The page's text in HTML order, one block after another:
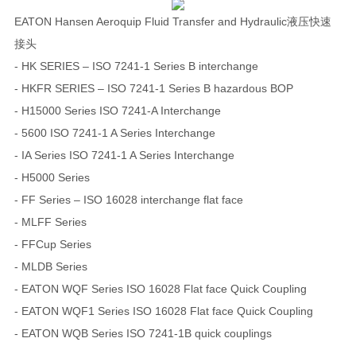
EATON Hansen Aeroquip Fluid Transfer and Hydraulic液压快速
接头
- HK SERIES – ISO 7241-1 Series B interchange
- HKFR SERIES – ISO 7241-1 Series B hazardous BOP
- H15000 Series ISO 7241-A Interchange
- 5600 ISO 7241-1 A Series Interchange
- IA Series ISO 7241-1 A Series Interchange
- H5000 Series
- FF Series – ISO 16028 interchange flat face
- MLFF Series
- FFCup Series
- MLDB Series
- EATON WQF Series ISO 16028 Flat face Quick Coupling
- EATON WQF1 Series ISO 16028 Flat face Quick Coupling
- EATON WQB Series ISO 7241-1B quick couplings